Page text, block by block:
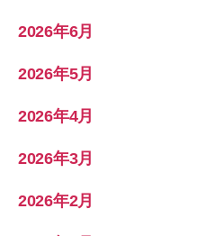
2026年6月
2026年5月
2026年4月
2026年3月
2026年2月